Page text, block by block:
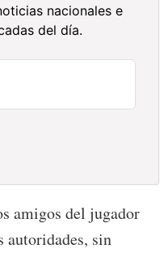
nacionales e
del día.
amigos del jugador
autoridades, sin